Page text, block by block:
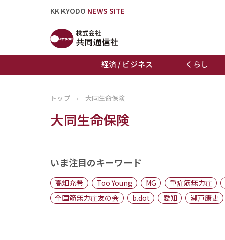
KK KYODO NEWS SITE
経済 / ビジネス くらし
トップページ
お知らせ
トップ › 大同生命保険
大同生命保険
いま注目のキーワード
高畑充希 Too Young MG 重症筋無力症
全国筋無力症友の会
b.dot 愛知 瀬戸康史